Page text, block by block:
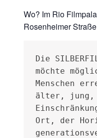
Wo? Im Rio
Rosenheimer
Die
möchte
Menschen
älter, jung,
Ort, der